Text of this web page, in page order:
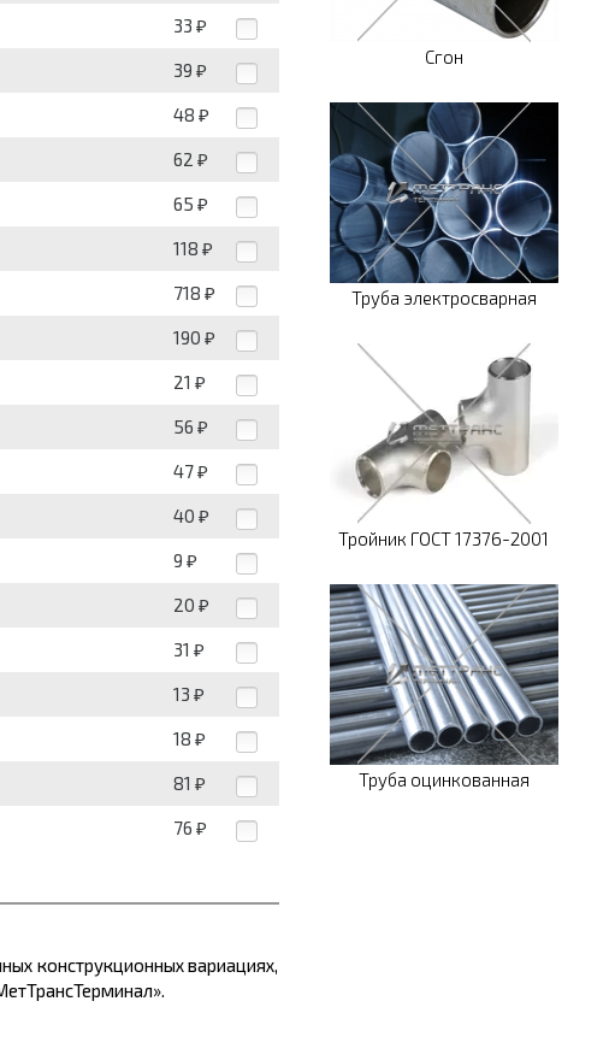
33 ₽
39 ₽
48 ₽
62 ₽
65 ₽
118 ₽
718 ₽
190 ₽
21 ₽
56 ₽
47 ₽
40 ₽
9 ₽
20 ₽
31 ₽
13 ₽
18 ₽
81 ₽
76 ₽
конструкционных вариациях,
Сгон
Труба электросварная
Тройник ГОСТ 17376-2001
Труба оцинкованная